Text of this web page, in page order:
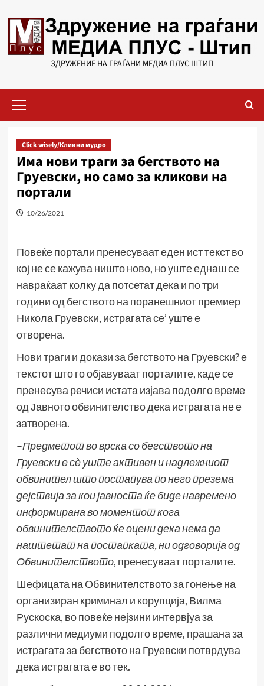
to
content
ЗДРУЖЕНИЕ НА ГРАЃАНИ МЕДИА ПЛУС ШТИП
Menu
Click wisely/Кликни мудро
Има нови траги за бегството на
Груевски, но само за кликови на
портали
10/26/2021
Повеќе портали пренесуваат еден ист текст во
кој не се кажува ништо ново, но уште еднаш се
навраќаат колку да потсетат дека и по три
години од бегството на поранешниот премиер
Никола Груевски, истрагата се’ уште е
отворена.
Нови траги и докази за бегството на Груевски?е
текстот што го објавуваат порталите, каде се
пренесува речиси истата изјава подолго време
од Јавното обвинителство дека истрагата не е
затворена.
–Предметот во врска со бегството на
Груевски е сѐ уште активен и надлежниот
обвинител што постапува по него презема
дејствија за кои јавноста ќе биде навремено
информирана во моментот кога
обвинителството ќе оцени дека нема да
наштетат на постапката, ни одговорија од
Обвинителството, пренесуваат порталите.
Шефицата на Обвинителството за гонење на
организиран криминал и корупција, Вилма
Рускоска, во повеќе нејзини интервјуа за
различни медиуми подолго време, прашана за
истрагата за бегството на Груевски потврдува
дека истрагата е во тек.